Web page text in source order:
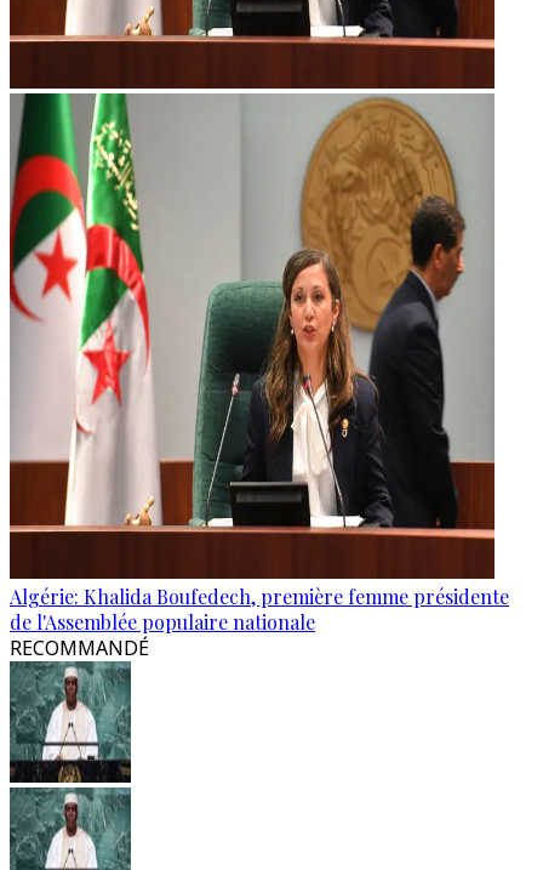
Algérie: Khalida Boufedech, première femme présidente
de l'Assemblée populaire nationale
RECOMMANDÉ